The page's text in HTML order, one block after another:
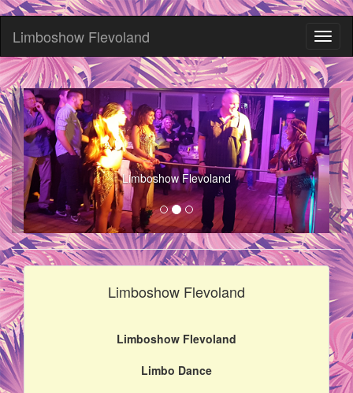
Limboshow Flevoland
Limboshow Flevoland
Limboshow Flevoland
Limboshow Flevoland
Limbo Dance